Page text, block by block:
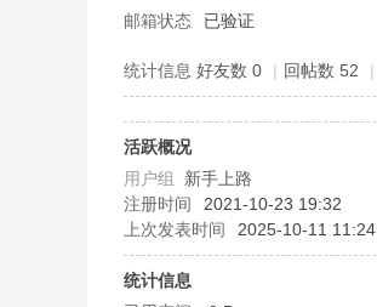
邮箱状态
已验证
统计信息 好友数 0 | 回帖数 52 |
活跃概况
用户组 新手上路
注册时间
2021-10-23 19:32
上次发表时间
2025-10-11 11:24
统计信息